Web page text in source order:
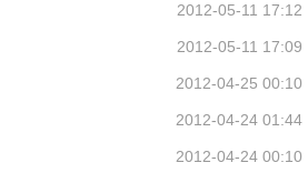
2012-05-11 17:12
2012-05-11 17:09
2012-04-25 00:10
2012-04-24 01:44
2012-04-24 00:10